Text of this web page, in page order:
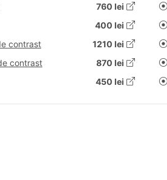
760 lei
400 lei
contrast
1210 lei
contrast
870 lei
450 lei